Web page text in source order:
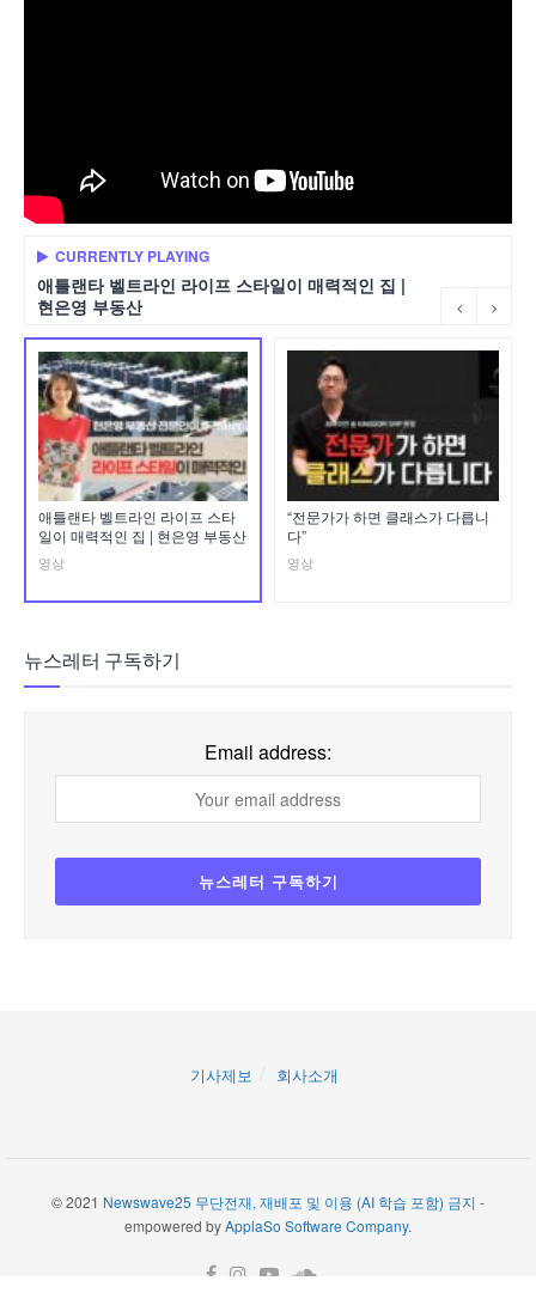
CURRENTLY PLAYING
애틀랜타 벨트라인 라이프 스타일이 매력적인 집 |
현은영 부동산
애틀랜타 벨트라인 라이프 스타
일이 매력적인 집 | 현은영 부동산
영상
“전문가가 하면 클래스가 다릅니
다”
영상
뉴스레터 구독하기
Email address:
기사제보 회사소개
© 2021 Newswave25 무단전재, 재배포 및 이용 (AI 학습 포함) 금지 -
empowered byApplaSo Software Company.